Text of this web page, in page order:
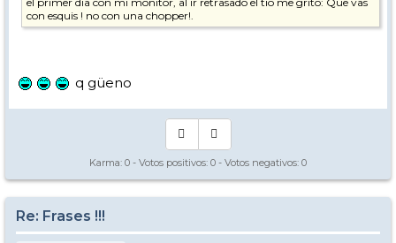
con esquis ! no con una chopper!.
q güeno
Karma: 0 - Votos positivos: 0 - Votos negativos: 0
Re: Frases !!!